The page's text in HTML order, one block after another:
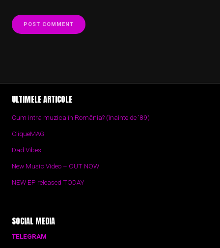
ULTIMELE ARTICOLE
Cum intra muzica în România? (înainte de ’89)
CliqueMAG
Dad Vibes
New Music Video – OUT NOW
NEW EP released TODAY
SOCIAL MEDIA
TELEGRAM